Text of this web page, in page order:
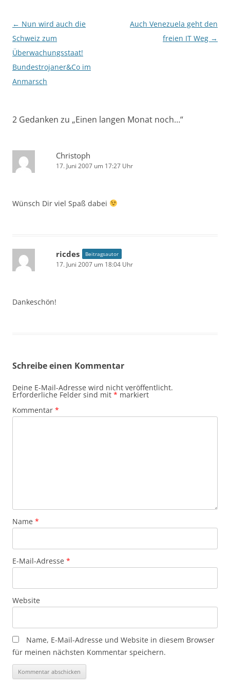
Beitragsnavigation
← Nun wird auch die
Schweiz zum
Überwachungsstaat!
Bundestrojaner&Co im
Anmarsch
Auch Venezuela geht den
freien IT Weg →
2 Gedanken zu „Einen langen Monat noch…“
Christoph
17. Juni 2007 um 17:27 Uhr
Wünsch Dir viel Spaß dabei
ricdes Beitragsautor
17. Juni 2007 um 18:04 Uhr
Dankeschön!
Schreibe einen Kommentar
Deine E-Mail-Adresse wird nicht veröffentlicht.
Erforderliche Felder sind mit * markiert
Kommentar *
Name *
E-Mail-Adresse *
Website
Name, E-Mail-Adresse und Website in diesem Browser
für meinen nächsten Kommentar speichern.